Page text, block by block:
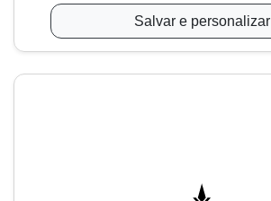
Salvar e personalizar